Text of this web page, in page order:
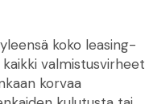
koko leasing-
valmistusvirheet
korvaa